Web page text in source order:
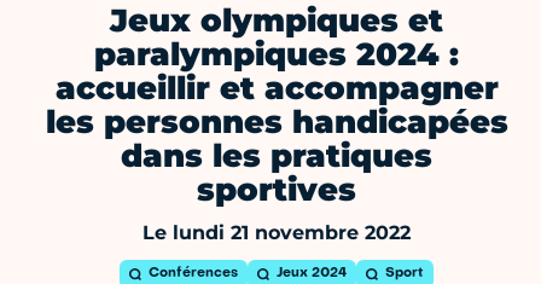
Jeux olympiques et
paralympiques 2024 :
accueillir et accompagner
les personnes handicapées
dans les pratiques
sportives
Le lundi 21 novembre 2022
Conférences Jeux 2024 Sport